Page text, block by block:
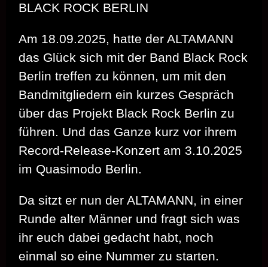
BLACK ROCK BERLIN
Am 18.09.2025, hatte der ALTAMANN
das Glück sich mit der Band Black Rock
Berlin treffen zu können, um mit den
Bandmitgliedern ein kurzes Gespräch
über das Projekt Black Rock Berlin zu
führen. Und das Ganze kurz vor ihrem
Record-Release-Konzert am 3.10.2025
im Quasimodo Berlin.
Da sitzt er nun der ALTAMANN, in einer
Runde alter Männer und fragt sich was
ihr euch dabei gedacht habt, noch
einmal so eine Nummer zu starten.